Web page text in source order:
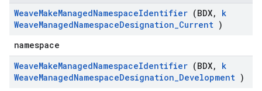
WeaveMakeManagedNamespaceIdentifier (BDX,
k
WeaveManagedNamespaceDesignation_Current )
namespace
WeaveMakeManagedNamespaceIdentifier (BDX,
k
WeaveManagedNamespaceDesignation_Development )